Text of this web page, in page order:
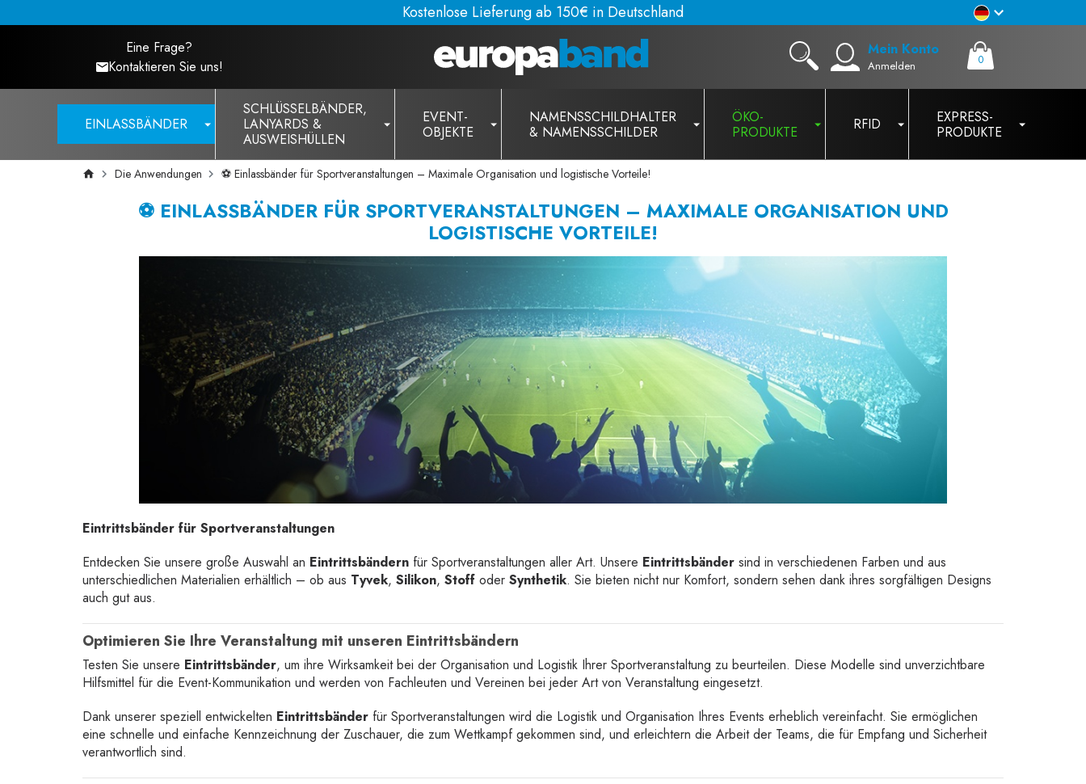
Kostenlose Lieferung ab 150€ in Deutschland
Eine Frage?
Kontaktieren Sie uns!
Mein Konto
Anmelden 0
EINLASSBÄNDER
SCHLÜSSELBÄNDER,
LANYARDS &
AUSWEISHÜLLEN
EVENT-
OBJEKTE
NAMENSSCHILDHALTER
& NAMENSSCHILDER
ÖKO-
PRODUKTE
RFID
EXPRESS-
PRODUKTE
Die Anwendungen ⚽️ Einlassbänder für Sportveranstaltungen – Maximale Organisation und logistische Vorteile!
⚽️ EINLASSBÄNDER FÜR SPORTVERANSTALTUNGEN – MAXIMALE ORGANISATION UND
LOGISTISCHE VORTEILE!
Eintrittsbänder für Sportveranstaltungen
Entdecken Sie unsere große Auswahl an Eintrittsbändern für Sportveranstaltungen aller Art. Unsere Eintrittsbänder sind in verschiedenen Farben und aus
unterschiedlichen Materialien erhältlich – ob aus Tyvek, Silikon, Stoff oder Synthetik. Sie bieten nicht nur Komfort, sondern sehen dank ihres sorgfältigen Designs
auch gut aus.
Optimieren Sie Ihre Veranstaltung mit unseren Eintrittsbändern
Testen Sie unsere Eintrittsbänder, um ihre Wirksamkeit bei der Organisation und Logistik Ihrer Sportveranstaltung zu beurteilen. Diese Modelle sind unverzichtbare
Hilfsmittel für die Event-Kommunikation und werden von Fachleuten und Vereinen bei jeder Art von Veranstaltung eingesetzt.
Dank unserer speziell entwickelten Eintrittsbänder für Sportveranstaltungen wird die Logistik und Organisation Ihres Events erheblich vereinfacht. Sie ermöglichen
eine schnelle und einfache Kennzeichnung der Zuschauer, die zum Wettkampf gekommen sind, und erleichtern die Arbeit der Teams, die für Empfang und Sicherheit
verantwortlich sind.